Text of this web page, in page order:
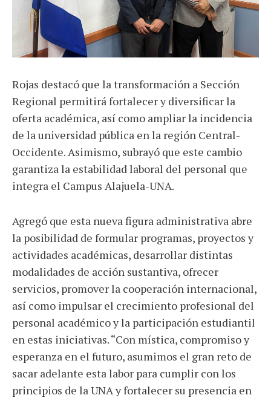
Rojas destacó que la transformación a Sección
Regional permitirá fortalecer y diversificar la
oferta académica, así como ampliar la incidencia
de la universidad pública en la región Central-
Occidente. Asimismo, subrayó que este cambio
garantiza la estabilidad laboral del personal que
integra el Campus Alajuela-UNA.
Agregó que esta nueva figura administrativa abre
la posibilidad de formular programas, proyectos y
actividades académicas, desarrollar distintas
modalidades de acción sustantiva, ofrecer
servicios, promover la cooperación internacional,
así como impulsar el crecimiento profesional del
personal académico y la participación estudiantil
en estas iniciativas. “Con mística, compromiso y
esperanza en el futuro, asumimos el gran reto de
sacar adelante esta labor para cumplir con los
principios de la UNA y fortalecer su presencia en